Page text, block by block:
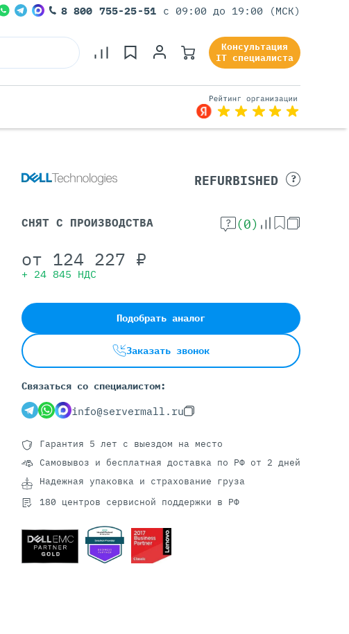
Серверы Под Задачи
Серверы Для Виртуализации
Серверы Для ИИ
Серверы С GPU
С GPU NVIDIA
С GPU Huawei Ascend
С 4 GPU
С 8 GPU
8 800 755-25-51 с 09:00 до 19:00 (МСК)
Консультация
IT специалиста
REFURBISHED ?
(0)
СНЯТ С ПРОИЗВОДСТВА
от 124 227 ₽
+ 24 845 НДС
Подобрать аналог
Заказать звонок
Связаться со специалистом:
info@servermall.ru
Гарантия 5 лет с выездом на место
Самовывоз и бесплатная доставка по РФ от 2 дней
Надежная упаковка и страхование груза
180 центров сервисной поддержки в РФ